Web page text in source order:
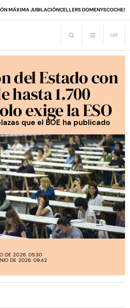
MÁXIMA JUBILACIÓNCELLERS DOMENYSCOCHES
del Estado con
hasta 1.700
exige la ESO
que el BOE ha publicado
DE 2026. 05:30
DE 2026. 09:42